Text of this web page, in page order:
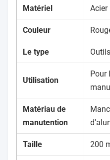
Matériel Acier
Couleur
Le type
Utilisation
Pour
Matériau de
manutention
Taille 200